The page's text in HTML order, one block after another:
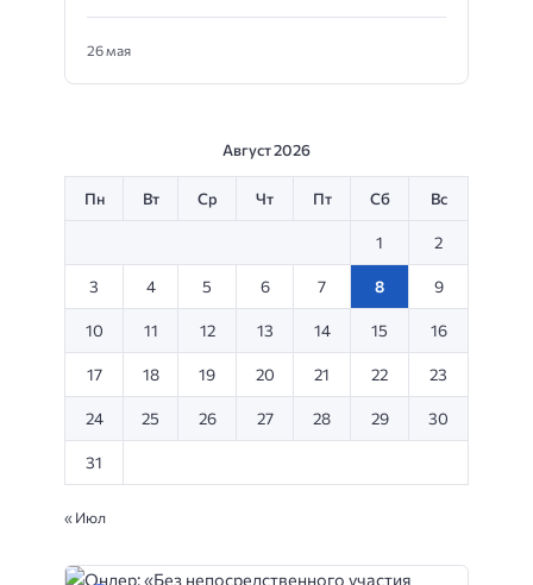
26 мая
Август 2026
Пн Вт Ср Чт Пт Сб Вс
1 2
3 4 5 6 7 8 9
10 11 12 13 14 15 16
17 18 19 20 21 22 23
24 25 26 27 28 29 30
31
« Июл